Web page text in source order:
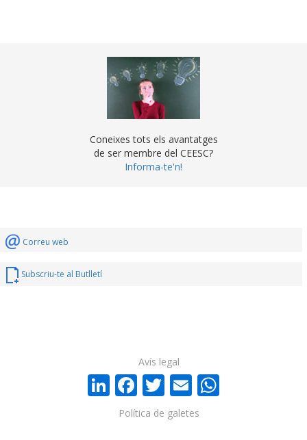
Coneixes tots els avantatges
de ser membre del CEESC?
Informa-te'n!
Correu web
Subscriu-te al Butlletí
LinkedIn
Facebook
Twitter
Email
Política de galetes
Avís legal